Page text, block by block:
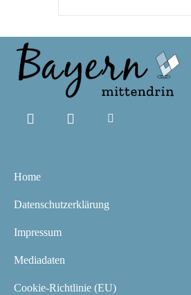
Home
Datenschutzerklärung
Impressum
Mediadaten
Cookie-Richtlinie (EU)